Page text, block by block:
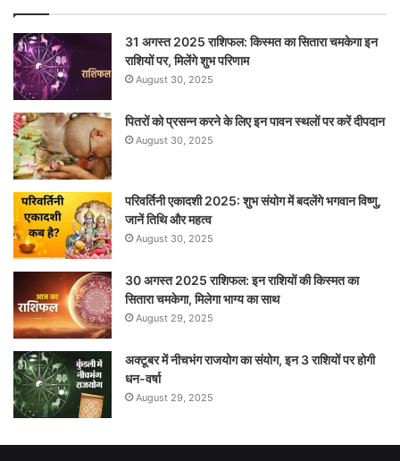
31 अगस्त 2025 राशिफल: किस्मत का सितारा चमकेगा इन
राशियों पर, मिलेंगे शुभ परिणाम
August 30, 2025
पितरों को प्रसन्न करने के लिए इन पावन स्थलों पर करें दीपदान
August 30, 2025
परिवर्तिनी एकादशी 2025: शुभ संयोग में बदलेंगे भगवान विष्णु,
जानें तिथि और महत्व
August 30, 2025
30 अगस्त 2025 राशिफल: इन राशियों की किस्मत का
सितारा चमकेगा, मिलेगा भाग्य का साथ
August 29, 2025
अक्टूबर में नीचभंग राजयोग का संयोग, इन 3 राशियों पर होगी
धन-वर्षा
August 29, 2025